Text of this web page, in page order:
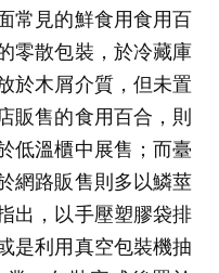
常見的鮮食用食用百
零散包裝，於冷藏庫
於木屑介質，但未置
販售的食用百合，則
低溫櫃中展售；而臺
網路販售則多以鱗莖
出，以手壓塑膠袋排
是利用真空包裝機抽